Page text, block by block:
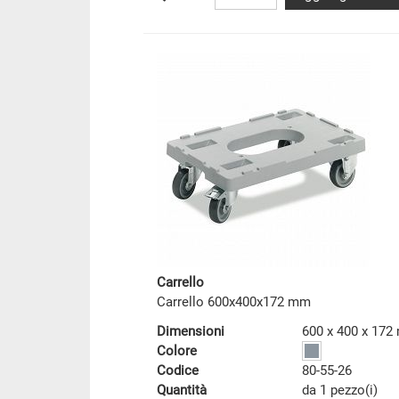
Carrello
Carrello 600x400x172 mm
Dimensioni
600 x 400 x 172
Colore
Codice
80-55-26
Quantità
da 1 pezzo(i)